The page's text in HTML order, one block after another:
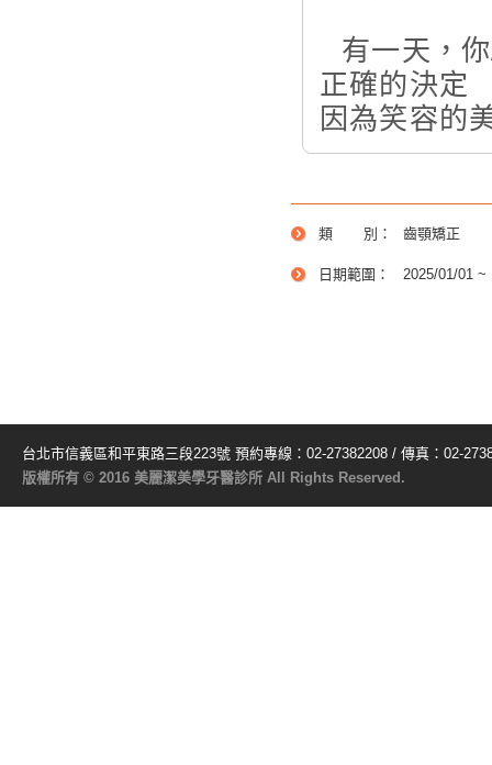
⠀有一天，
正確的決定
因為笑容的
類 別： 齒顎矯正
日期範圍： 2025/01/01 ~
台北市信義區和平東路三段223號 預約專線：02-27382208 / 傳真：02-
版權所有 © 2016 美麗潔美學牙醫診所 All Rights Reserved.